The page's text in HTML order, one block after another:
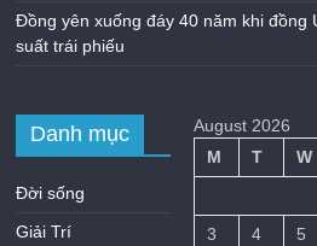
Đồng yên xuống đáy 40 năm khi đồng
suất trái phiếu
Danh mục
Đời sống
Giải Trí
August 2026
M
T W
3
4 5